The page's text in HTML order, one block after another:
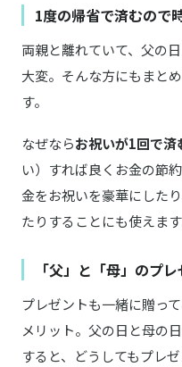
1度の帰省で済むので
両親と離れていて、父の
大変。そんな方にもまと
す。
なぜならお祝いが1回で済
い）すれば良くお金の節
金をお祝いを豪華にした
たりすることにも使えます
「父」と「母」のプ
プレゼントも一緒に贈っ
メリット。父の日と母の
すると、どうしてもプレ